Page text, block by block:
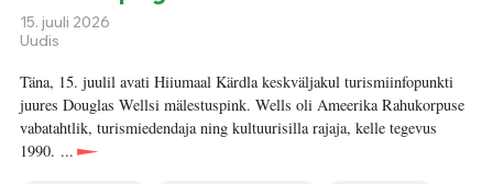
15. juuli 2026
Uudis
Täna, 15. juulil avati Hiiumaal Kärdla keskväljakul turismiinfopunkti
juures Douglas Wellsi mälestuspink. Wells oli Ameerika Rahukorpuse
vabatahtlik, turismiedendaja ning kultuurisilla rajaja, kelle tegevus
1990. ...